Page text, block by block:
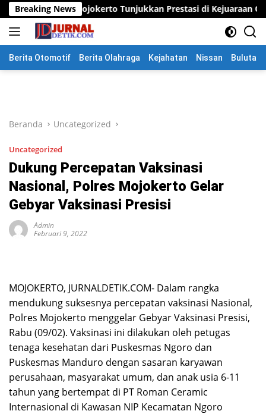
Langsung
ke
konten
Breaking News
Mojokerto Tunjukkan Prestasi di Kejuaraan Open Piala Wali
Berita Otomotif Berita Olahraga Kejahatan Nissan
Beranda Uncategorized
Uncategorized
Dukung Percepatan Vaksinasi
Nasional, Polres Mojokerto Gelar
Gebyar Vaksinasi Presisi
Admin
Februari 9, 2022
MOJOKERTO, JURNALDETIK.COM- Dalam rangka
mendukung suksesnya percepatan vaksinasi Nasional,
Polres Mojokerto menggelar Gebyar Vaksinasi Presisi,
Rabu (09/02). Vaksinasi ini dilakukan oleh petugas
tenaga kesehatan dari Puskesmas Ngoro dan
Puskesmas Manduro dengan sasaran karyawan
perusahaan, masyarakat umum, dan anak usia 6-11
tahun yang bertempat di PT Roman Ceramic
Internasional di Kawasan NIP Kecamatan Ngoro